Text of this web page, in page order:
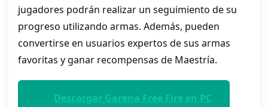
jugadores podrán realizar un seguimiento de su
progreso utilizando armas. Además, pueden
convertirse en usuarios expertos de sus armas
favoritas y ganar recompensas de Maestría.
Descargar Garena Free Fire en PC